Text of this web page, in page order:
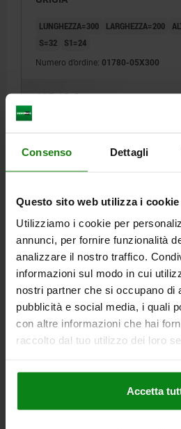
Consenso Dettagli
Questo sito web utilizza i cookie
Utilizziamo i cookie per
annunci, per fornire funzionalità
analizzare il nostro traffico.
informazioni sul modo in cui
nostri partner che si occupano di
pubblicità e social media, i quali
con altre informazioni che hai
raccolto dal tuo utilizzo dei loro
Accetta
LUNGHEZZA=300 LARGHEZZA=200
S=32
S1=24
Numero d’ordine: 01780-05X300
695,13 €
01780
PROFILO OBLIQUO 60 GRADI
GRIGIA
LARGHEZZA=200
più le spese di spedizione